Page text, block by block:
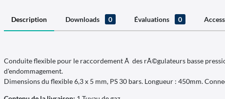
Description Downloads 0 Évaluations 0
Conduite flexible pour le raccordement Ã des rÃ©gulateurs basse
d'endommagement.
Dimensions du flexible 6,3 x 5 mm, PS 30 bars. Longueur : 450mm.